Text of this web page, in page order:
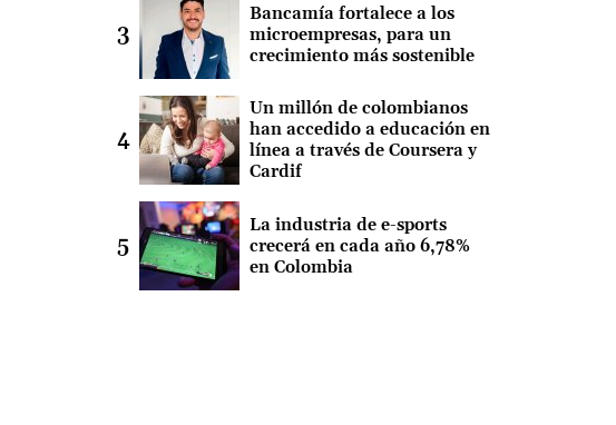
Bancamía fortalece a los
microempresas, para un
crecimiento más sostenible
Un millón de colombianos
han accedido a educación en
línea a través de Coursera y
Cardif
La industria de e-sports
crecerá en cada año 6,78%
en Colombia